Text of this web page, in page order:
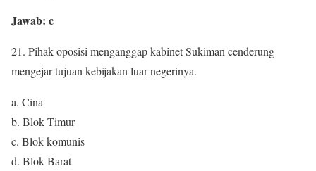
Jawab: c
21. Pihak oposisi menganggap kabinet Sukiman cenderung
mengejar tujuan kebijakan luar negerinya.
a. Cina
b. Blok Timur
c. Blok komunis
d. Blok Barat